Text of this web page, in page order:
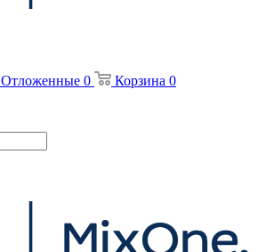
Отложенные 0 Корзина 0